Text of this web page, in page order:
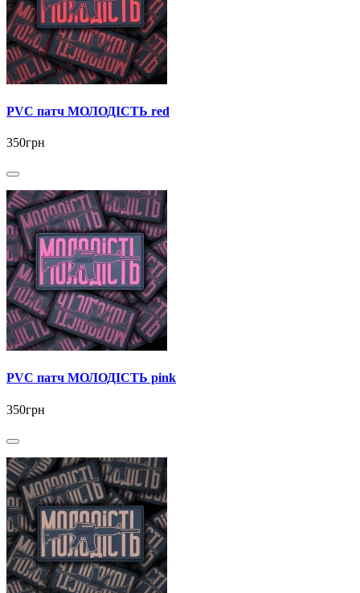
PVC патч МОЛОДІСТЬ red
350грн
PVC патч МОЛОДІСТЬ pink
350грн